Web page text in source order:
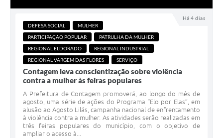
Há 4 dias
DEFESA SOCIAL
MULHER
PARTICIPAÇÃO POPULAR
PATRULHA DA MULHER
REGIONAL ELDORADO
REGIONAL INDUSTRIAL
REGIONAL VARGEM DAS FLORES
SERVIÇO
Contagem leva conscientização sobre violência
contra a mulher às feiras populares
A Prefeitura de Contagem promoverá, ao longo do mês de
agosto, uma série de ações do Programa “Elo por Elas”, em
alusão ao Agosto Lilás, campanha nacional de enfrentamento
à violência contra a mulher. As atividades serão realizadas em
três feiras populares do município, com o objetivo de
ampliar o acesso à...